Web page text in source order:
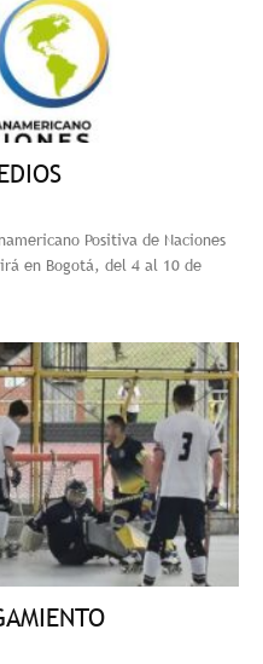
Positiva de Naciones
en Bogotá, del 4 al 10 de